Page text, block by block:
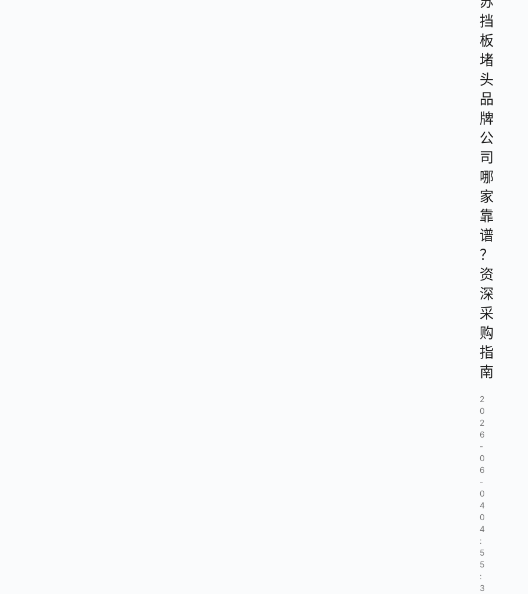
挡
板
堵
头
品
牌
公
司
哪
家
靠
谱
？
资
深
采
购
指
南
2
0
2
6
-
0
6
-
0
4
0
4
:
5
5
:
3